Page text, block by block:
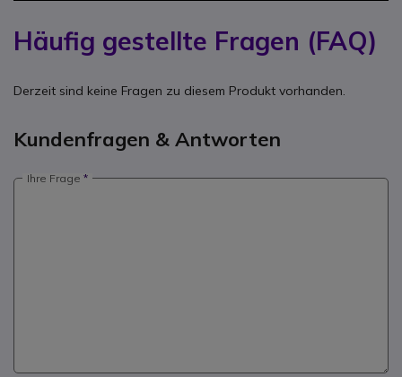
Häufig gestellte Fragen (FAQ)
Derzeit sind keine Fragen zu diesem Produkt vorhanden.
Kundenfragen & Antworten
Ihre Frage